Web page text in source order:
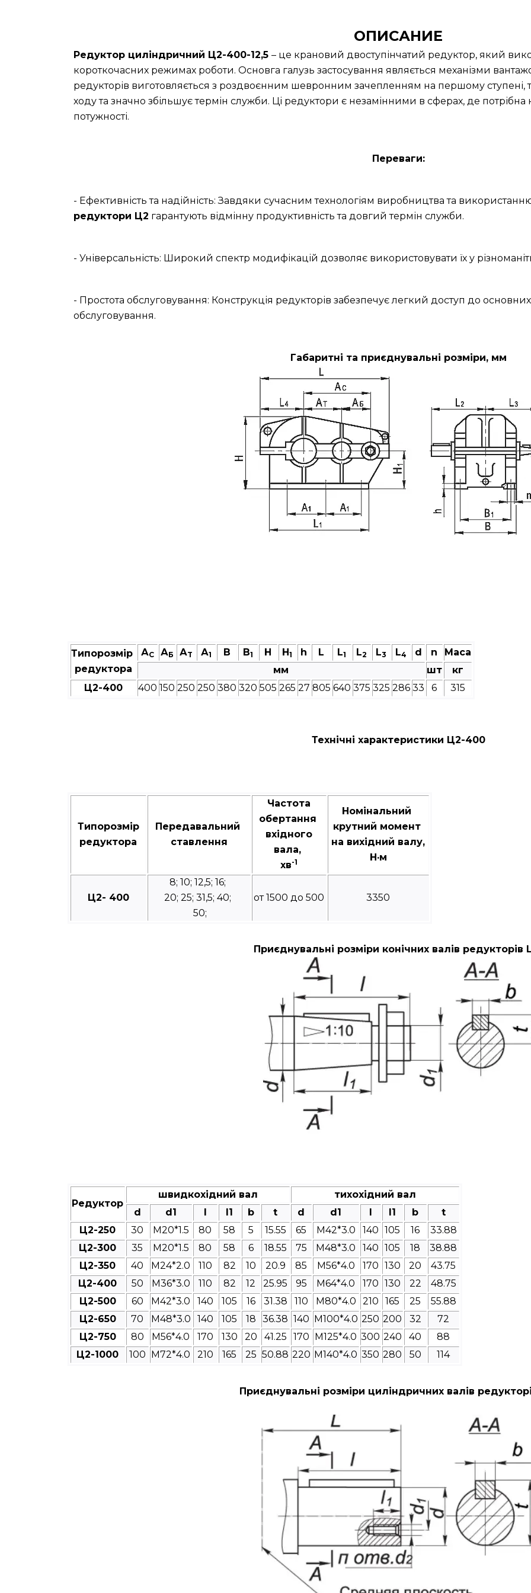
ОПИСАНИЕ
Редуктор циліндричний Ц2-400-12,5 – це крановий двоступінчатий редуктор, який
короткочасних режимах роботи. Основга галузь застосування являється механізми
редукторів виготовляється з роздвоєнним шевронним зачепленням на першому ступені,
ходу та значно збільшує термін служби. Ці редуктори є незамінними в сферах, де потрібна
потужності.
Переваги:
- Ефективність та надійність: Завдяки сучасним технологіям виробництва та
редуктори Ц2 гарантують відмінну продуктивність та довгий термін служби.
- Універсальність: Широкий спектр модифікацій дозволяє використовувати їх у
- Простота обслуговування: Конструкція редукторів забезпечує легкий доступ до
обслуговування.
Габаритні та приєднувальні розміри, мм
Типорозмір
редуктора
АC АБ АT А1 В В1 Н Н 1 h L L1 L2 L3 L4 d n
Маса
мм
шт
кг
Ц2-400
400 150 250 250 380 320 505 265 27 805 640 375 325 286 33 6 315
Технічні характеристики Ц2-400
Типорозмір
редуктора
Передавальний
ставлення
Частота
обертання
вхідного
вала,
хв-1
Номінальний
крутний момент
на вихідний валу,
Н·м
Ц2- 400
8; 10; 12,5; 16;
20; 25; 31,5; 40;
50;
от 1500 до 500 3350
Приєднувальні розміри конічних валів редукторів
Редуктор
швидкохідний вал
тихохідний вал
d
d1 l1 b t d d1 l1 b
t
Ц2-250
30 M20*1.5 80 58 5 15.55 65 M42*3.0 140 105 16
33.88
Ц2-300
35 M20*1.5 80 58 6 18.55 75 M48*3.0 140 105 18
38.88
Ц2-350
40 M24*2.0 110 82 10 20.9 85 M56*4.0 170 130 20
43.75
Ц2-400
50 M36*3.0 110 82 12 25.95 95 M64*4.0 170 130 22
48.75
Ц2-500
60 M42*3.0 140 105 16 31.38 110 M80*4.0 210 165 25
55.88
Ц2-650
70 M48*3.0 140 105 18 36.38 140 M100*4.0 250 200 32
72
Ц2-750
80 M56*4.0 170 130 20 41.25 170 M125*4.0 300 240 40
88
Ц2-1000
100 M72*4.0 210 165 25 50.88 220 M140*4.0 350 280 50 114
Приєднувальні розміри циліндричних валів